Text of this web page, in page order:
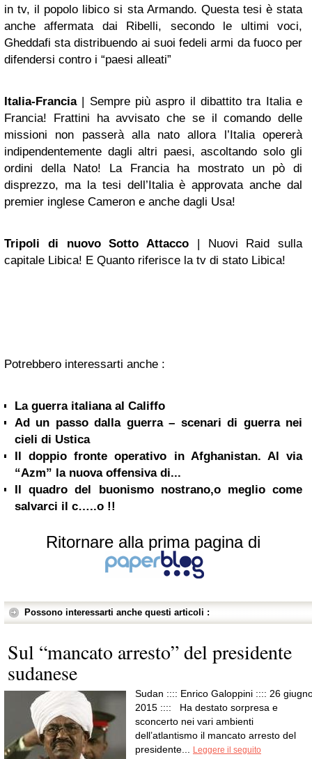
in tv, il popolo libico si sta Armando. Questa tesi è stata
anche affermata dai Ribelli, secondo le ultimi voci,
Gheddafi sta distribuendo ai suoi fedeli armi da fuoco per
difendersi contro i “paesi alleati”
Italia-Francia| Sempre più aspro il dibattito tra Italia e
Francia! Frattini ha avvisato che se il comando delle
missioni non passerà alla nato allora l’Italia opererà
indipendentemente dagli altri paesi, ascoltando solo gli
ordini della Nato! La Francia ha mostrato un pò di
disprezzo, ma la tesi dell’Italia è approvata anche dal
premier inglese Cameron e anche dagli Usa!
Tripoli di nuovo Sotto Attacco | Nuovi Raid sulla
capitale Libica! E Quanto riferisce la tv di stato Libica!
Potrebbero interessarti anche :
La guerra italiana al Califfo
Ad un passo dalla guerra – scenari di guerra nei
cieli di Ustica
Il doppio fronte operativo in Afghanistan. Al via
“Azm” la nuova offensiva di...
Il quadro del buonismo nostrano,o meglio come
salvarci il c…..o !!
Ritornare alla prima pagina di
Possono interessarti anche questi articoli :
Sul “mancato arresto” del presidente
sudanese
Sudan :::: Enrico Galoppini :::: 26
2015 :::: Ha destato sorpresa e
sconcerto nei vari ambienti
dell’atlantismo il mancato arresto del
presidente...
Leggere il seguito